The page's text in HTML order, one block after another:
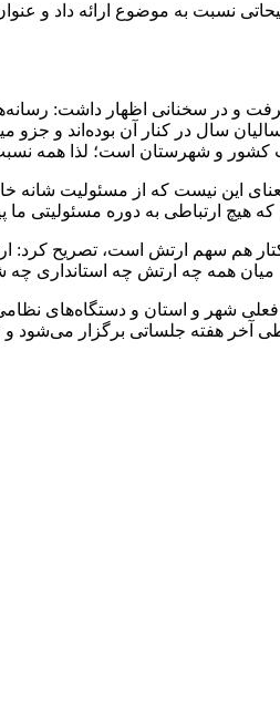
آباد در نشست خبری توضیحاتی نسبت به موضوع
پادگان ۰۷ خرم آباد در جمع اهالی رسانه قرار گرفت
جزو
این نیست که از مسئولیت
بیان اینکه کل ملک ۱۵ هکتار است که ۷ هکتار در اختیار شهرداری قرار
عمومی شده است و قطعاً مسئولان فعلی شهر و
آخر هفته جلساتی برگزار